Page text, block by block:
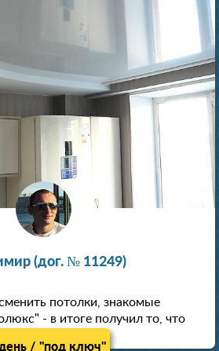
(дог. № 11249)
потолки, знакомые
- в итоге получил то, что
/ "под ключ"